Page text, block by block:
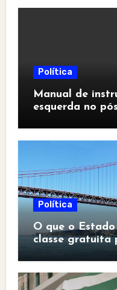
Política
Manual de
esquerda no
Política
O que o
classe gratuita